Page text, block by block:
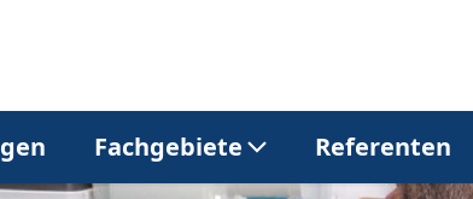
Fachgebiete Referenten